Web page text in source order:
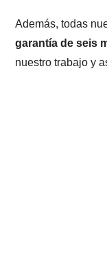
Además, todas
garantía de seis
nuestro trabajo y